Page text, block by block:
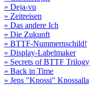
» Deja-vu
» Zeitreisen
» Das andere Ich
» Die Zukunft
» BTTF-Nummernschild!
» Display-Labelmaker
» Secrets of BTTF Trilogy
» Back in Time
» Jens "Knossi" Knossalla